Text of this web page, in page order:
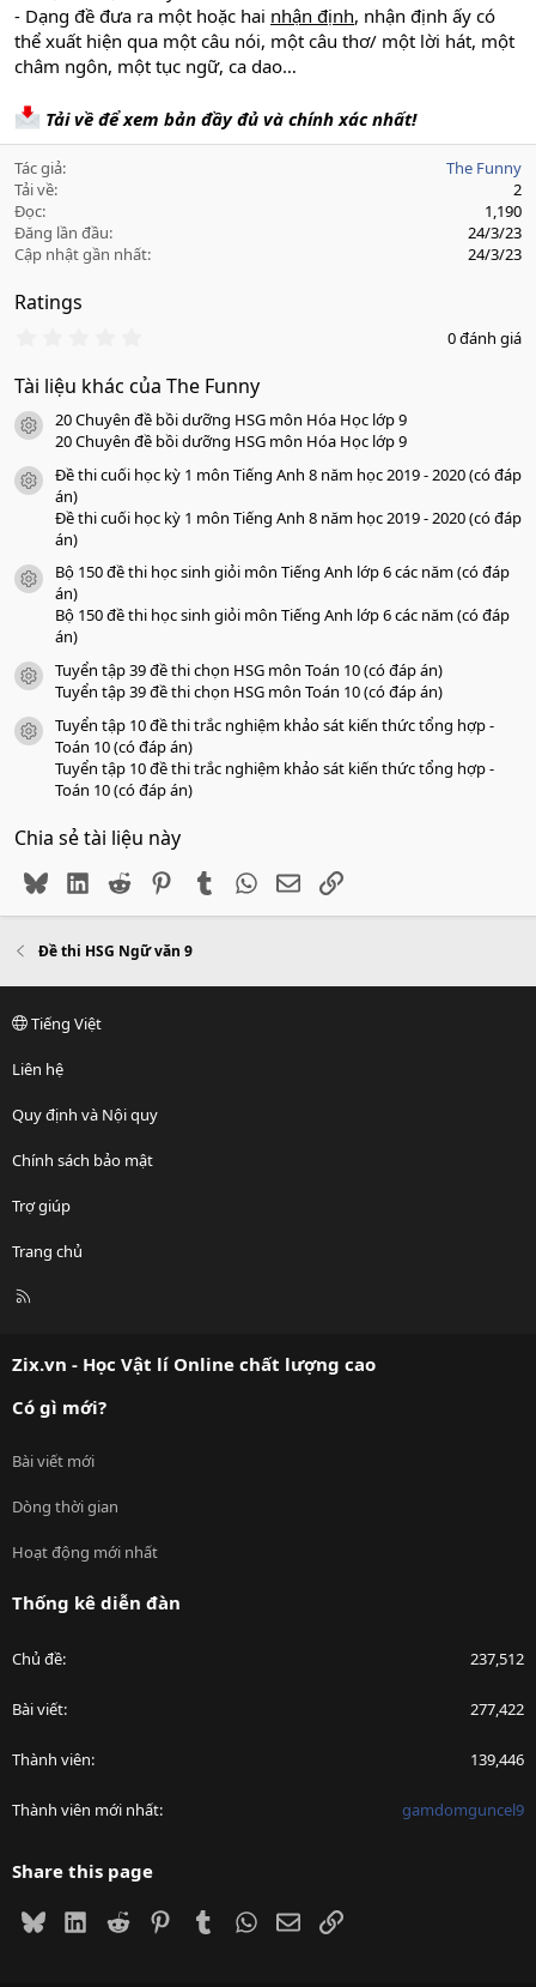
- Dạng đề đưa ra một hoặc hai nhận định, nhận định ấy có
thể xuất hiện qua một câu nói, một câu thơ/ một lời hát, một
châm ngôn, một tục ngữ, ca dao…
Tải về để xem bản đầy đủ và chính xác nhất!
Tác giả
The Funny
Tải về
2
Đọc
1,190
Đăng lần đầu
24/3/23
Cập nhật gần nhất
24/3/23
Ratings
0
0
s
a
o
0 đánh giá
Tài liệu khác của The Funny
icon tài liệu
20 Chuyên đề bồi dưỡng HSG môn Hóa Học lớp 9
20 Chuyên đề bồi dưỡng HSG môn Hóa Học lớp 9
icon tài liệu
Đề thi cuối học kỳ 1 môn Tiếng Anh 8 năm học 2019 - 2020 (có đáp
án)
Đề thi cuối học kỳ 1 môn Tiếng Anh 8 năm học 2019 - 2020 (có đáp
án)
icon tài liệu
Bộ 150 đề thi học sinh giỏi môn Tiếng Anh lớp 6 các năm (có đáp
án)
Bộ 150 đề thi học sinh giỏi môn Tiếng Anh lớp 6 các năm (có đáp
án)
icon tài liệu
Tuyển tập 39 đề thi chọn HSG môn Toán 10 (có đáp án)
Tuyển tập 39 đề thi chọn HSG môn Toán 10 (có đáp án)
icon tài liệu
Tuyển tập 10 đề thi trắc nghiệm khảo sát kiến thức tổng hợp -
Toán 10 (có đáp án)
Tuyển tập 10 đề thi trắc nghiệm khảo sát kiến thức tổng hợp -
Toán 10 (có đáp án)
Chia sẻ tài liệu này
BlueskyLinkedIn
Reddit PinterestTumblr WhatsApp
EmailLink
Đề thi HSG Ngữ văn 9
Tiếng Việt
Liên hệ
Quy định và Nội quy
Chính sách bảo mật
Trợ giúp
Trang chủ
R
Zix.vn - Học Vật lí Online chất lượng cao
Có gì mới?
Bài viết mới
Dòng thời gian
Hoạt động mới nhất
Thống kê diễn đàn
Chủ đề 237,512
Bài viết 277,422
Thành viên 139,446
Thành viên mới nhất gamdomguncel9
Share this page
BlueskyLinkedIn
Reddit PinterestTumblrWhatsApp
EmailLink